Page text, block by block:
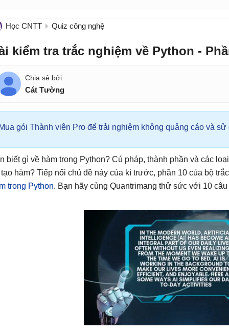
Học CNTT Quiz công nghệ
kiểm tra trắc nghiệm về Python -
Cát Tường
Mua gói Thành viên Pro để trải nghiệm không quảng cáo và sử
biết gì về hàm trong Python? Cú pháp, thành phần và các
hàm? Tiếp nối chủ đề này của kì trước, phần 10 của bộ
trong Python. Bạn hãy cùng Quantrimang thử sức với 10